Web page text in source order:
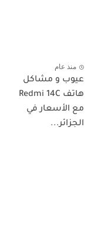
منذ عام
عيوب و مشاكل
هاتف Redmi 14C
مع الأسعار في
الجزائر...